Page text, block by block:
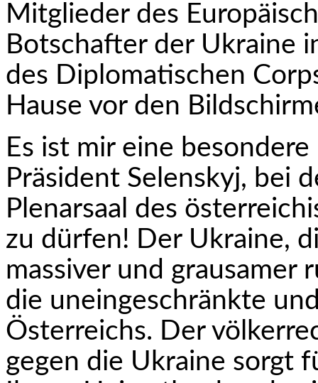
Mitglieder des
Botschafter der Ukraine
des Diplomatischen
Hause vor den
Es ist mir eine
Präsident Selenskyj, bei
Plenarsaal des
zu dürfen! Der Ukraine,
massiver und grausamer
die uneingeschränkte
Österreichs. Der
gegen die Ukraine sorgt